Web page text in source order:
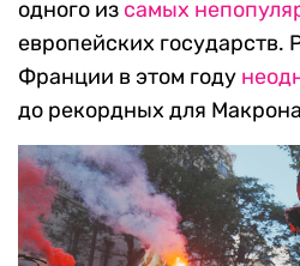
одного из самых
европейских государств.
Франции в этом году
до рекордных для